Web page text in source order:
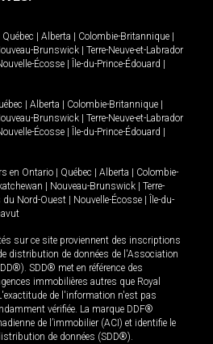
Québec Alberta Colombie-Britannique
Brunswick
Terre-Neuve-et-Labrador
Écosse Île-du-Prince-Édouard
Alberta Colombie-Britannique
Brunswick
Terre-Neuve-et-Labrador
Écosse Île-du-Prince-Édouard
en Ontario Québec Alberta
Colombie-
Nouveau-Brunswick
Terre-
du Nord-Ouest Nouvelle-Écosse
Île-du-
sur ce site proviennent des inscriptions
distribution de données de l'Association
SDD® met en référence des
immobilières autres que Royal
de l'information n'est pas
vérifiée. La marque DDF®
de l’immobilier (ACI) et identifie le
de données (SDD®).